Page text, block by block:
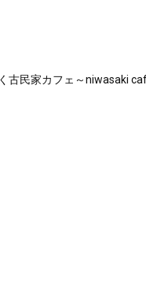
古民家カフェ～niwasaki